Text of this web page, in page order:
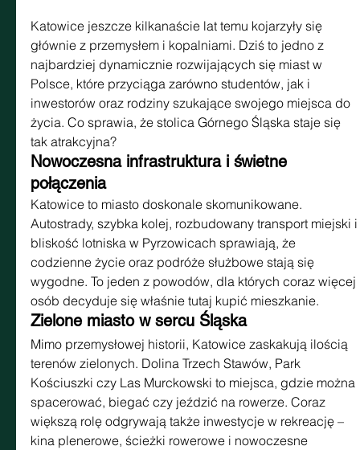
Katowice jeszcze kilkanaście lat temu kojarzyły się
głównie z przemysłem i kopalniami. Dziś to jedno z
najbardziej dynamicznie rozwijających się miast w
Polsce, które przyciąga zarówno studentów, jak i
inwestorów oraz rodziny szukające swojego miejsca do
życia. Co sprawia, że stolica Górnego Śląska staje się
tak atrakcyjna?
Nowoczesna infrastruktura i świetne
połączenia
Katowice to miasto doskonale skomunikowane.
Autostrady, szybka kolej, rozbudowany transport miejski i
bliskość lotniska w Pyrzowicach sprawiają, że
codzienne życie oraz podróże służbowe stają się
wygodne. To jeden z powodów, dla których coraz więcej
osób decyduje się właśnie tutaj kupić mieszkanie.
Zielone miasto w sercu Śląska
Mimo przemysłowej historii, Katowice zaskakują ilością
terenów zielonych. Dolina Trzech Stawów, Park
Kościuszki czy Las Murckowski to miejsca, gdzie można
spacerować, biegać czy jeździć na rowerze. Coraz
większą rolę odgrywają także inwestycje w rekreację –
kina plenerowe, ścieżki rowerowe i nowoczesne